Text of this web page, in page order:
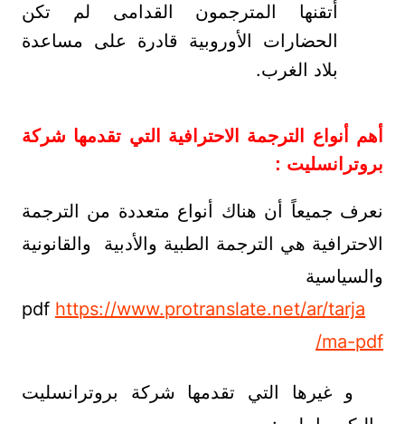
أتقنها المترجمون القدامى لم تكن
الحضارات الأوروبية قادرة على مساعدة
بلاد الغرب.
أهم أنواع الترجمة الاحترافية التي تقدمها شركة
بروترانسليت :
نعرف جميعاً أن هناك أنواع متعددة من الترجمة
الاحترافية هي الترجمة الطبية والأدبية والقانونية
والسياسية
https://www.protranslate.net/ar/tarja
ma-pdf/
و غيرها التي تقدمها شركة بروترانسليت